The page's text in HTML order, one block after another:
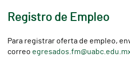
Registro de Empleo
Para registrar oferta de empleo,
correo